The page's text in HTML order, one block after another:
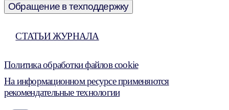
Обращение в техподдержку
СТАТЬИ ЖУРНАЛА
Политика обработки файлов cookie
На информационном ресурсе применяются
рекомендательные технологии